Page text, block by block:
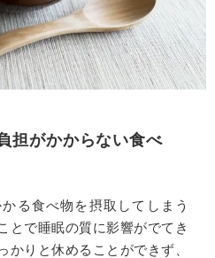
担がかからない食べ
る食べ物を摂取してしまう
とで睡眠の質に影響がでてき
かりと休めることができず、